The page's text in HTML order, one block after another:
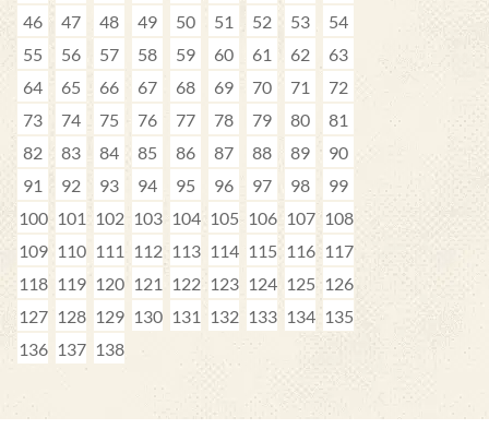
46
47 48 49 50 51 52 53
54
55
56 57 58 59 60 61 62
63
64
65 66 67 68 69 70 71
72
73
74 75 76 77 78 79 80
81
82
83 84 85 86 87 88 89
90
91
92 93 94 95 96 97 98
99
100 101 102 103 104 105 106 107 108
109 110 111 112 113 114 115 116 117
118 119 120 121 122 123 124 125 126
127 128 129 130 131 132 133 134 135
136 137 138